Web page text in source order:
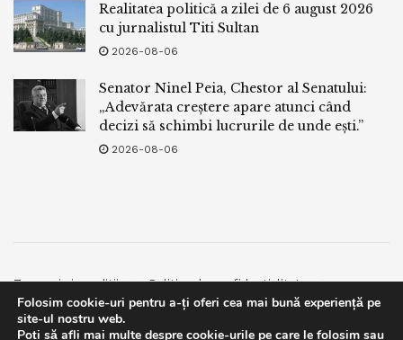
Realitatea politică a zilei de 6 august 2026
cu jurnalistul Titi Sultan
2026-08-06
Senator Ninel Peia, Chestor al Senatului:
„Adevărata creștere apare atunci când
decizi să schimbi lucrurile de unde ești.”
2026-08-06
Termeni si conditii
Politica de confidentialitate
Facebook
Contact
© 2019bpnews- Business & Politics Newsbpnews.
Folosim cookie-uri pentru a-ți oferi cea mai bună experiență pe
site-ul nostru web.
Poți să afli mai multe despre cookie-urile pe care le folosim sau